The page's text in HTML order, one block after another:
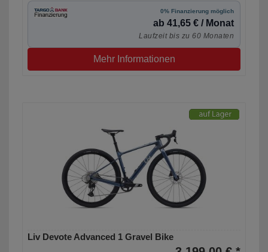
0% Finanzierung möglich
ab 41,65 € / Monat
Laufzeit bis zu 60 Monaten
Mehr Informationen
Liv Devote Advanced 1 Gravel Bike